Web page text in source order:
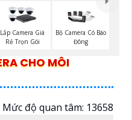
Lắp Camera Giá
Rẻ Trọn Gói
Bộ Camera Có Báo
Đông
CHO MÔI
Mức độ quan tâm: 13658